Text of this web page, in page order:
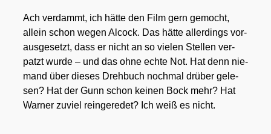
Ach ver­dammt, ich hät­te den Film gern gemocht,
allein schon wegen Alcock. Das hät­te aller­dings vor­
aus­ge­setzt, dass er nicht an so vie­len Stel­len ver­
patzt wur­de – und das ohne ech­te Not. Hat denn nie­
mand über die­ses Dreh­buch noch­mal drü­ber gele­
sen? Hat der Gunn schon kei­nen Bock mehr? Hat
War­ner zuviel rein­ge­re­det? Ich weiß es nicht.